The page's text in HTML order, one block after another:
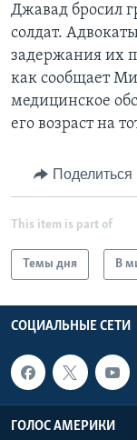
Джавад бросил
солдат.
задержания их
как сообщает
медицинское
его возраст на
Поделиться
This item is part of
Темы дня В
СОЦИАЛЬНЫЕ СЕТИ
ГОЛОС АМЕРИКИ